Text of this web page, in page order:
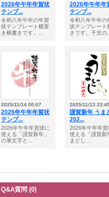
2026年午年年賀状
テンプ...
令和八年午年の年賀
状テンプレート横置
き横書きです。...
2026年午年年
テンプ...
令和八年午年の
状テンプレート
きです。干支の
2025/11/14 00:07
2026年午年年賀状
テンプ...
2026年午年年賀状に
使える「謹賀新年」
の筆文字と...
2025/11/13
謹賀新年 うま
202...
2026年午年年
使える「謹賀新
まどし ...
Q&A質問 (0)